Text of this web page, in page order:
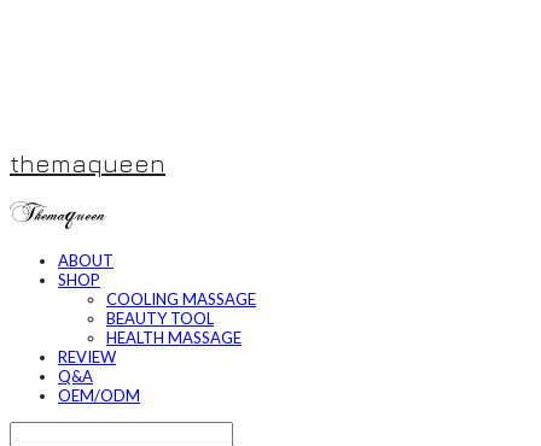
themaqueen
ABOUT
SHOP
COOLING MASSAGE
BEAUTY TOOL
HEALTH MASSAGE
REVIEW
Q&A
OEM/ODM